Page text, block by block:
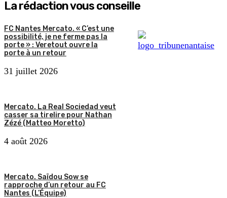
La rédaction vous conseille
FC Nantes Mercato. « C’est une
possibilité, je ne ferme pas la
porte » : Veretout ouvre la
porte à un retour
31 juillet 2026
Mercato. La Real Sociedad veut
casser sa tirelire pour Nathan
Zézé (Matteo Moretto)
4 août 2026
Mercato. Saïdou Sow se
rapproche d’un retour au FC
Nantes (L’Équipe)